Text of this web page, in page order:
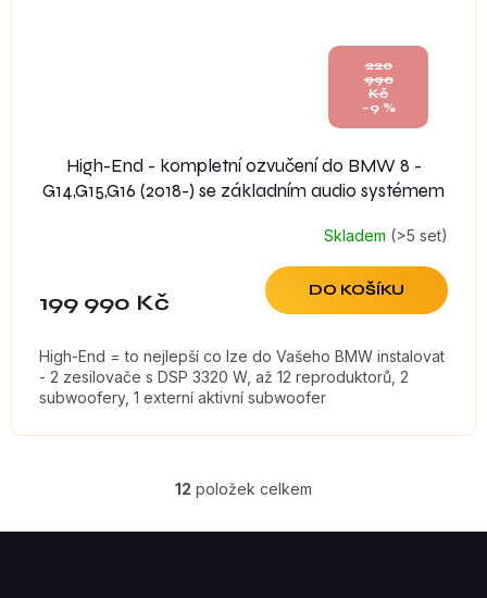
220
990
Kč
–9 %
High-End - kompletní ozvučení do BMW 8 -
G14,G15,G16 (2018-) se základním audio systémem
Skladem (>5 set)
199 990 Kč DO KOŠÍKU
High-End = to nejlepší co lze do Vašeho BMW instalovat
- 2 zesilovače s DSP 3320 W, až 12 reproduktorů, 2
subwoofery, 1 externí aktivní subwoofer
O
V
12 položek celkem